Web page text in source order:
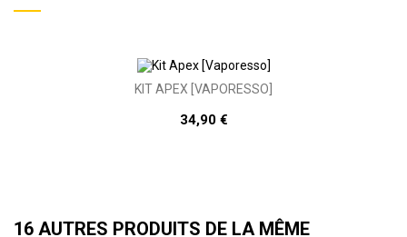
KIT APEX [VAPORESSO]
34,90 €
16 AUTRES PRODUITS DE LA MÊME